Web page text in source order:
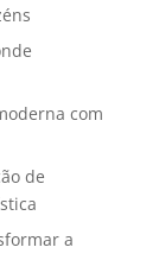
com
de
a